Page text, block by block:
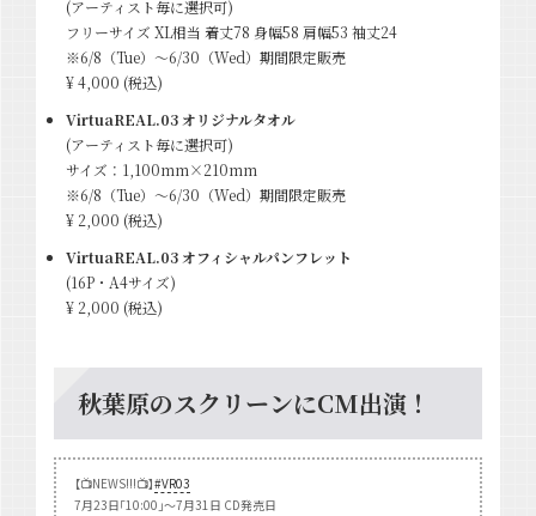
(アーティスト毎に選択可)
フリーサイズ XL相当 着丈78 身幅58 肩幅53 袖丈24
※6/8（Tue）〜6/30（Wed）期間限定販売
¥ 4,000 (税込)
VirtuaREAL.03 オリジナルタオル
(アーティスト毎に選択可)
サイズ：1,100mm×210mm
※6/8（Tue）〜6/30（Wed）期間限定販売
¥ 2,000 (税込)
VirtuaREAL.03 オフィシャルパンフレット
(16P・A4サイズ)
¥ 2,000 (税込)
秋葉原のスクリーンにCM出演！
【📺NEWS!!!📺】#VR03
7月23日「10:00」〜7月31日 CD発売日